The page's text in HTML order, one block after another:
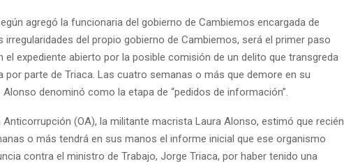
agregó la funcionaria del gobierno de Cambiemos encargada de
irregularidades del propio gobierno de Cambiemos, será el primer paso
el expediente abierto por la posible comisión de un delito que transgreda
por parte de Triaca. Las cuatro semanas o más que demore en su
denominó como la etapa de “pedidos de información”.
Anticorrupción (OA), la militante macrista Laura Alonso, estimó que recién
o más tendrá en sus manos el informe inicial que ese organismo
contra el ministro de Trabajo, Jorge Triaca, por haber tenido una